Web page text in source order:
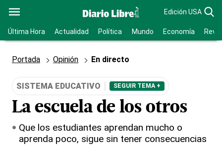
Edición USA
Última Hora Actualidad Política Mundo Economía
Portada Opinión En directo
SISTEMA EDUCATIVO SEGUIR TEMA +
La escuela de los otros
Que los estudiantes aprendan mucho o
aprenda poco, sigue sin tener consecuencias